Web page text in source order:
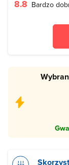
8.8 Bardzo